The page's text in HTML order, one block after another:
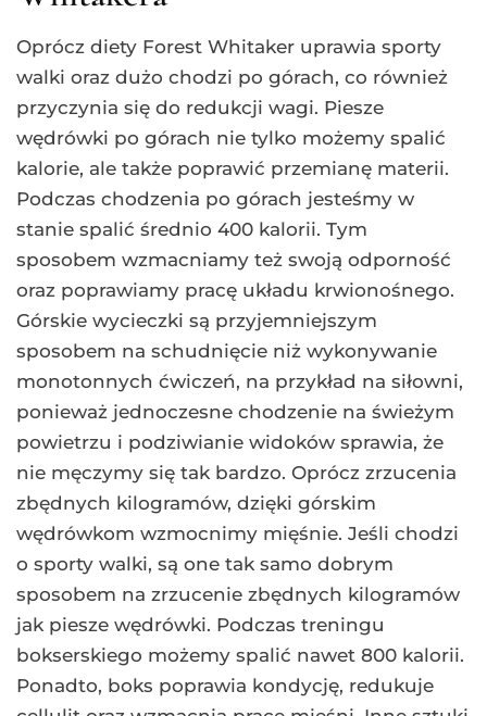
Oprócz diety Forest Whitaker uprawia sporty
walki oraz dużo chodzi po górach, co również
przyczynia się do redukcji wagi. Piesze
wędrówki po górach nie tylko możemy spalić
kalorie, ale także poprawić przemianę materii.
Podczas chodzenia po górach jesteśmy w
stanie spalić średnio 400 kalorii. Tym
sposobem wzmacniamy też swoją odporność
oraz poprawiamy pracę układu krwionośnego.
Górskie wycieczki są przyjemniejszym
sposobem na schudnięcie niż wykonywanie
monotonnych ćwiczeń, na przykład na siłowni,
ponieważ jednoczesne chodzenie na świeżym
powietrzu i podziwianie widoków sprawia, że
nie męczymy się tak bardzo. Oprócz zrzucenia
zbędnych kilogramów, dzięki górskim
wędrówkom wzmocnimy mięśnie. Jeśli chodzi
o sporty walki, są one tak samo dobrym
sposobem na zrzucenie zbędnych kilogramów
jak piesze wędrówki. Podczas treningu
bokserskiego możemy spalić nawet 800 kalorii.
Ponadto, boks poprawia kondycję, redukuje